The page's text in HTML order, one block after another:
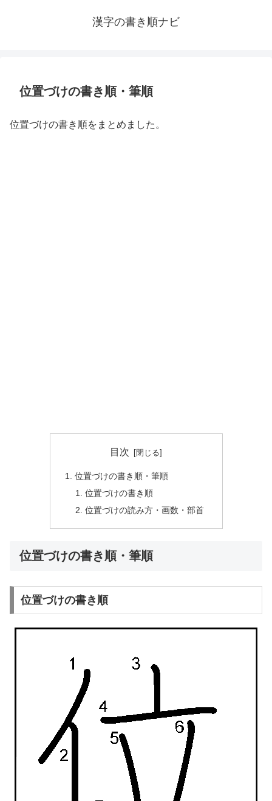
漢字の書き順ナビ
位置づけの書き順・筆順
位置づけの書き順をまとめました。
目次
位置づけの書き順・筆順
位置づけの書き順
位置づけの読み方・画数・部首
位置づけの書き順・筆順
位置づけの書き順